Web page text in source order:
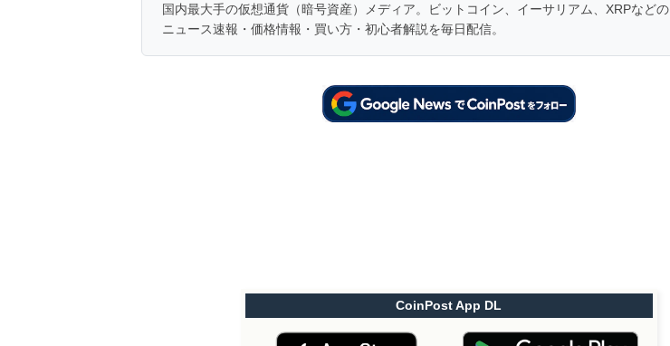
国内最大手の仮想通貨（暗号資産）メディア。ビットコイン、イーサリアム、XRPなどの
ニュース速報・価格情報・買い方・初心者解説を毎日配信。
CoinPost App DL